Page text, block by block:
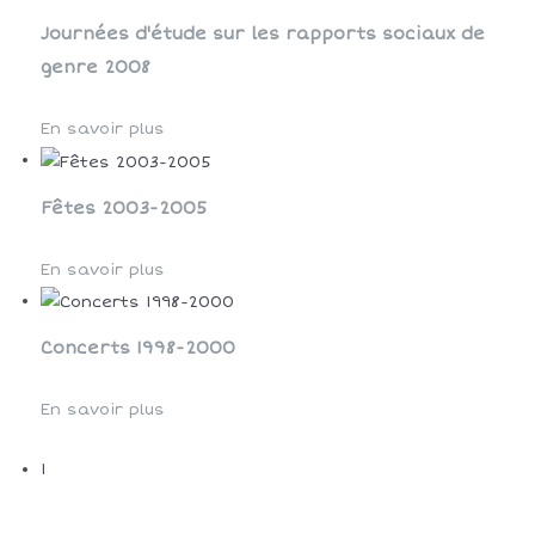
Journées d'étude sur les rapports sociaux de
genre 2008
En savoir plus
Fêtes 2003-2005
En savoir plus
Concerts 1998-2000
En savoir plus
1